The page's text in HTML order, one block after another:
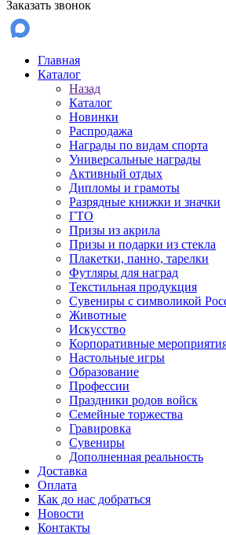
Заказать звонок
Главная
Каталог
Назад
Каталог
Новинки
Распродажа
Награды по видам спорта
Универсальные награды
Активный отдых
Дипломы и грамоты
Разрядные книжки и значки
ГТО
Призы из акрила
Призы и подарки из стекла
Плакетки, панно, тарелки
Футляры для наград
Текстильная продукция
Сувениры с символикой
Животные
Искусство
Корпоративные
Настольные игры
Образование
Профессии
Праздники родов войск
Семейные торжества
Гравировка
Сувениры
Дополненная реальность
Доставка
Оплата
Как до нас добраться
Новости
Контакты